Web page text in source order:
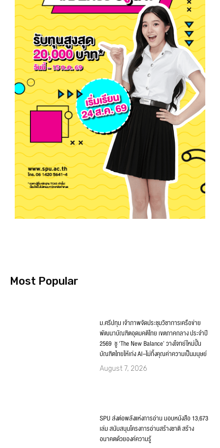
Most Popular
ม.ศรีปทุม เจ้าภาพจัดประชุมวิชาการเครือข่าย
พัฒนาบัณฑิตอุดมคติไทย เขตภาคกลาง ประจำปี
2569 ชู ‘The New Balance’ วางโจทย์ใหม่ปั้น
บัณฑิตไทยให้เก่ง AI–ไม่ทิ้งคุณค่าความเป็นมนุษย์
August 7, 2026
SPU ส่งต่อพลังแห่งการอ่าน มอบหนังสือ 13,673
เล่ม สนับสนุนโครงการอ่านสร้างชาติ สร้าง
อนาคตด้วยองค์ความรู้